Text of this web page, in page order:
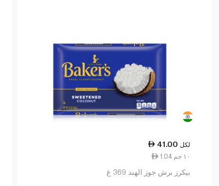
41.00 لكل
1.04 ١٠ جم
بيكرز برش جوز الهند 369 غ